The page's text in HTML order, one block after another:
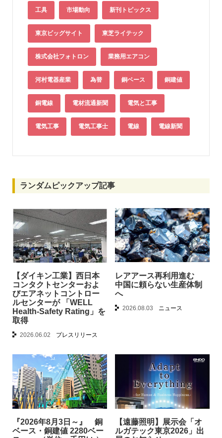
工具 市場動向 新刊トピックス
東京ビッグサイト 東芝ライテック
株式会社フォトロン 業務用エアコン
河村電器産業 為替 銅ベース 銅建値
銅電線 電材流通新聞 電気と工事
電気工事 電気工事士 電線 電線新聞
ランダムピックアップ記事
【ダイキン工業】西日本
コンタクトセンターおよ
びエアネットコントロー
ルセンターが 「WELL
Health-Safety Rating」を
取得
2026.06.02 プレスリリース
レアアース再利用進む
中国に頼らない生産体制
へ
2026.08.03 ニュース
『2026年8月3日～』 銅
ベース・銅建値 2280ベー
【遠藤照明】展示会「オ
ルガテック東京2026」出